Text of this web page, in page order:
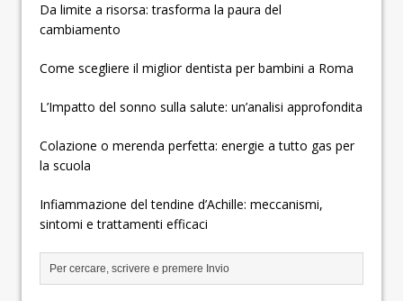
Da limite a risorsa: trasforma la paura del
cambiamento
Come scegliere il miglior dentista per bambini a Roma
L’Impatto del sonno sulla salute: un’analisi approfondita
Colazione o merenda perfetta: energie a tutto gas per
la scuola
Infiammazione del tendine d’Achille: meccanismi,
sintomi e trattamenti efficaci